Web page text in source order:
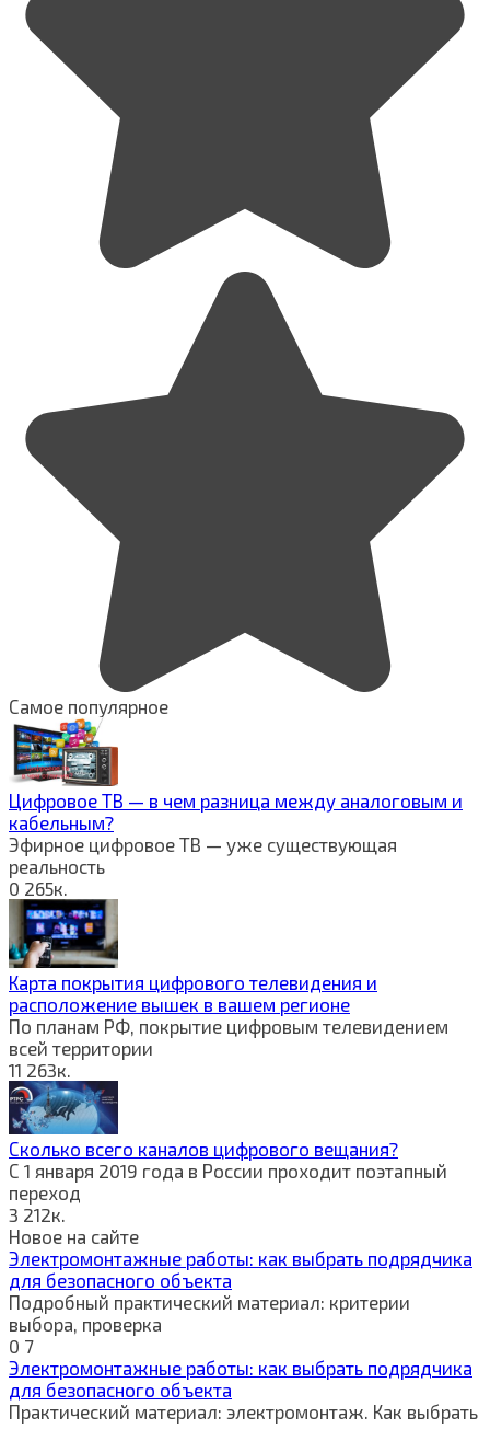
Самое популярное
Цифровое ТВ — в чем разница между аналоговым и
кабельным?
Эфирное цифровое ТВ — уже существующая
реальность
0 265к.
Карта покрытия цифрового телевидения и
расположение вышек в вашем регионе
По планам РФ, покрытие цифровым телевидением
всей территории
11 263к.
Сколько всего каналов цифрового вещания?
С 1 января 2019 года в России проходит поэтапный
переход
3 212к.
Новое на сайте
Электромонтажные работы: как выбрать подрядчика
для безопасного объекта
Подробный практический материал: критерии
выбора, проверка
0 7
Электромонтажные работы: как выбрать подрядчика
для безопасного объекта
Практический материал: электромонтаж. Как выбрать